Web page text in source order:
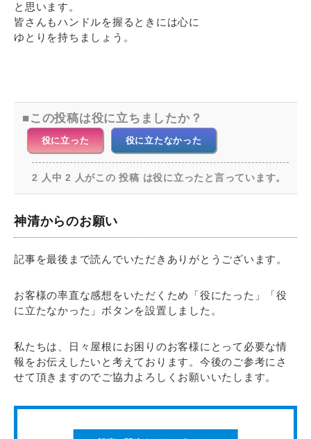
と思います。
皆さんもハンドルを握るときには心に
ゆとりを持ちましょう。
この投稿は役に立ちましたか？
役に立った 役に立たなかった
2 人中 2 人がこの 投稿 は役に立ったと言っています。
神清からのお願い
記事を最後まで読んでいただきありがとうございます。
お客様の率直な感想をいただくため「役にたった」「役
に立たなかった」ボタンを設置しました。
私たちは、日々屋根にお困りのお客様にとって必要な情
報をお伝えしたいと考えております。今後のご参考にさ
せて頂きますのでご協力よろしくお願いいたします。